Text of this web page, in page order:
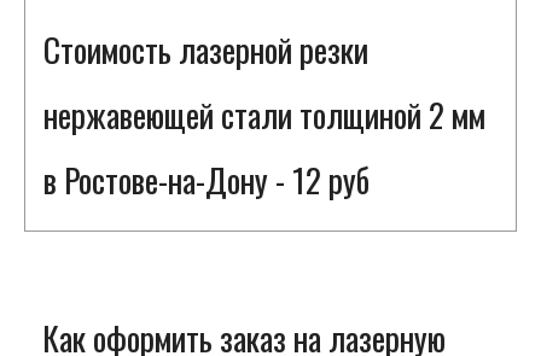
Стоимость лазерной резки
нержавеющей стали толщиной 2 мм
в Ростове-на-Дону - 12 руб
Как оформить заказ на лазерную